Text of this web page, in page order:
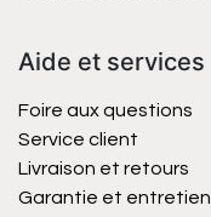
Aide et services
Foire aux questions
Service client
Livraison et retours
Garantie et entretien